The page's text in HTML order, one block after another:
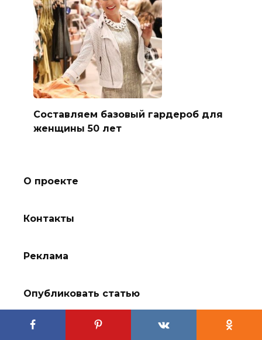
Составляем базовый гардероб для
женщины 50 лет
О проекте
Контакты
Реклама
Опубликовать статью
Правообладателям